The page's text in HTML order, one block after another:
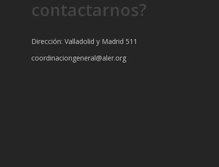
contactarnos?
Dirección: Valladolid y Madrid 511
coordinaciongeneral@aler.org